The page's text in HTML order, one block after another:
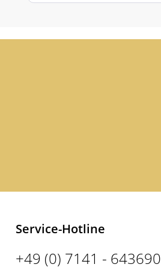
Service-Hotline
+49 (0) 7141 - 643690